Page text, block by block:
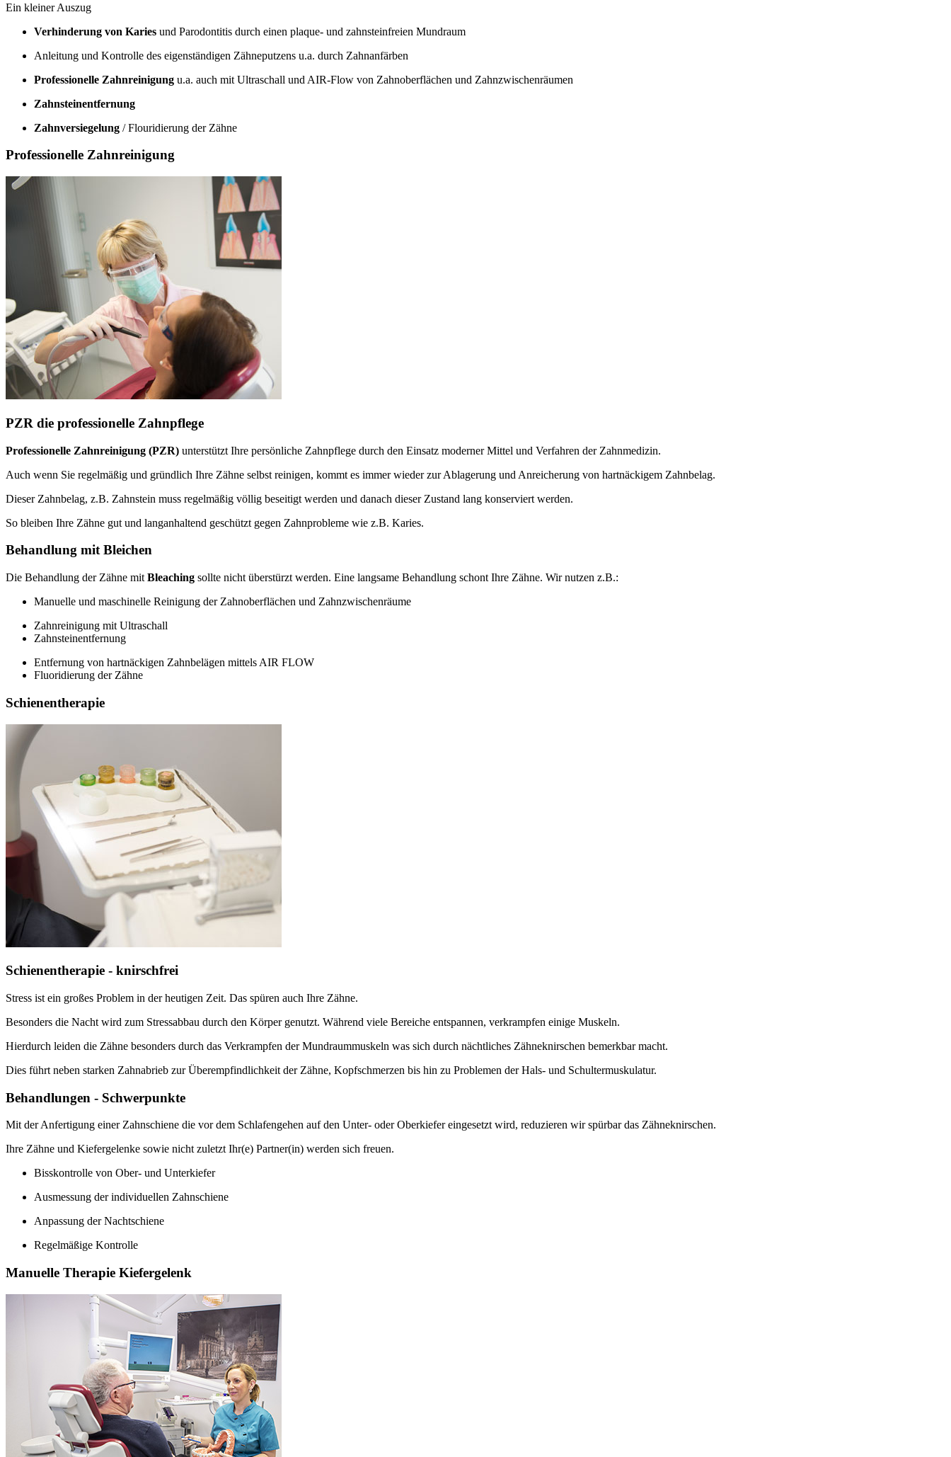
Ein kleiner Auszug
Verhinderung von Karies und Parodontitis durch einen plaque- und zahnsteinfreien Mundraum
Anleitung und Kontrolle des eigenständigen Zähneputzens u.a. durch Zahnanfärben
Professionelle Zahnreinigung u.a. auch mit Ultraschall und AIR-Flow von Zahnoberflächen und Zahnzwischenräumen
Zahnsteinentfernung
Zahnversiegelung / Flouridierung der Zähne
Professionelle Zahnreinigung
PZR die professionelle Zahnpflege
Professionelle Zahnreinigung (PZR) unterstützt Ihre persönliche Zahnpflege durch den Einsatz moderner Mittel und Verfahren der Zahnmedizin.
Auch wenn Sie regelmäßig und gründlich Ihre Zähne selbst reinigen, kommt es immer wieder zur Ablagerung und Anreicherung von hartnäckigem Zahnbelag.
Dieser Zahnbelag, z.B. Zahnstein muss regelmäßig völlig beseitigt werden und danach dieser Zustand lang konserviert werden.
So bleiben Ihre Zähne gut und langanhaltend geschützt gegen Zahnprobleme wie z.B. Karies.
Behandlung mit Bleichen
Die Behandlung der Zähne mit Bleaching sollte nicht überstürzt werden. Eine langsame Behandlung schont Ihre Zähne. Wir nutzen z.B.:
Manuelle und maschinelle Reinigung der Zahnoberflächen und Zahnzwischenräume
Zahnreinigung mit Ultraschall
Zahnsteinentfernung
Entfernung von hartnäckigen Zahnbelägen mittels AIR FLOW
Fluoridierung der Zähne
Schienentherapie
Schienentherapie - knirschfrei
Stress ist ein großes Problem in der heutigen Zeit. Das spüren auch Ihre Zähne.
Besonders die Nacht wird zum Stressabbau durch den Körper genutzt. Während viele Bereiche entspannen, verkrampfen einige Muskeln.
Hierdurch leiden die Zähne besonders durch das Verkrampfen der Mundraummuskeln was sich durch nächtliches Zähneknirschen bemerkbar macht.
Dies führt neben starken Zahnabrieb zur Überempfindlichkeit der Zähne, Kopfschmerzen bis hin zu Problemen der Hals- und Schultermuskulatur.
Behandlungen - Schwerpunkte
Mit der Anfertigung einer Zahnschiene die vor dem Schlafengehen auf den Unter- oder Oberkiefer eingesetzt wird, reduzieren wir spürbar das Zähneknirschen.
Ihre Zähne und Kiefergelenke sowie nicht zuletzt Ihr(e) Partner(in) werden sich freuen.
Bisskontrolle von Ober- und Unterkiefer
Ausmessung der individuellen Zahnschiene
Anpassung der Nachtschiene
Regelmäßige Kontrolle
Manuelle Therapie Kiefergelenk